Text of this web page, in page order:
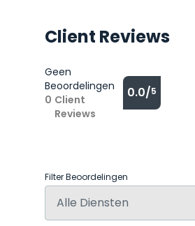
Client Reviews
Geen
Beoordelingen
0 Client
Reviews
0.0/5
Filter Beoordelingen